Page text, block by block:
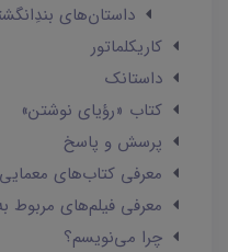
داستان‌های
کاریکلماتور
داستانک‌
کتاب «رؤیای نوشتن»
پرسش و پاسخ
معرفی کتاب‌های معمایی
معرفی فیلم‌های مربوط
چرا می‌نویسم؟